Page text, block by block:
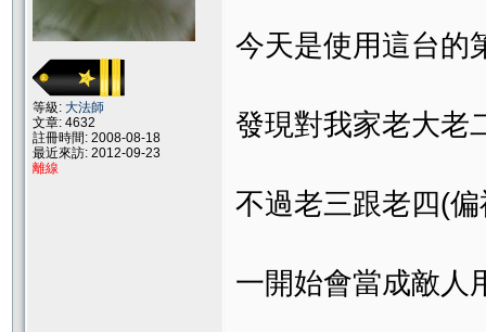
等級: 大法師
文章: 4632
註冊時間: 2008-08-18
最近來訪: 2012-09-23
離線
今天是使用這台的
發現對我家老大老
不過老三跟老四(
一開始會當成敵人